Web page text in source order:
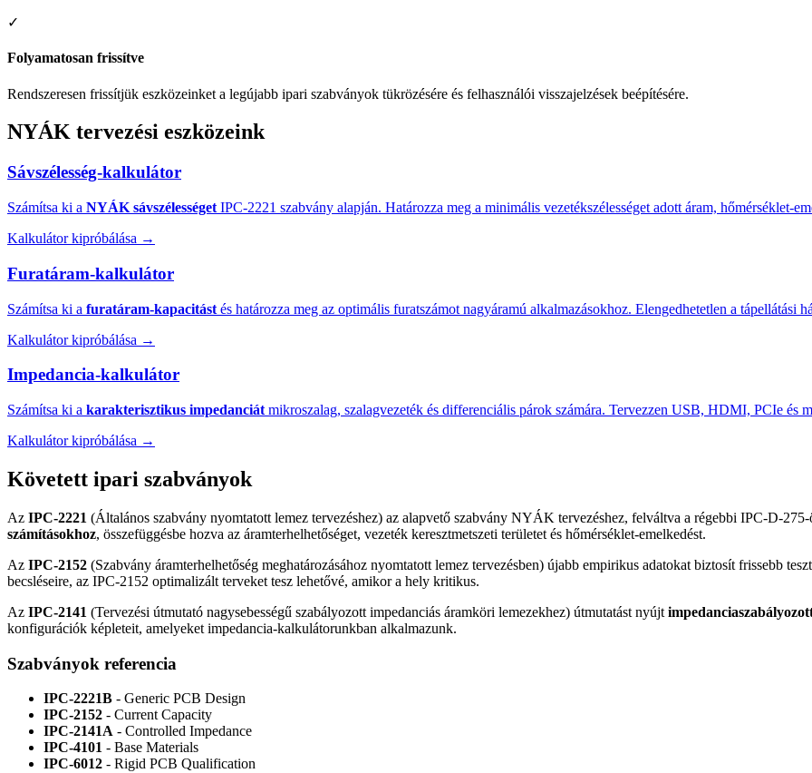
✓
Folyamatosan frissítve
Rendszeresen frissítjük eszközeinket a legújabb ipari szabványok tükrözésére és felhasználói visszajelzések beépítésére.
NYÁK tervezési eszközeink
Sávszélesség-kalkulátor
Számítsa ki a NYÁK sávszélességet IPC-2221 szabvány alapján. Határozza meg a minimális vezetékszélességet adott áram, hőmérséklet-
Kalkulátor kipróbálása →
Furatáram-kalkulátor
Számítsa ki a furatáram-kapacitást és határozza meg az optimális furatszámot nagyáramú alkalmazásokhoz. Elengedhetetlen a tápellátási
Kalkulátor kipróbálása →
Impedancia-kalkulátor
Számítsa ki a karakterisztikus impedanciát mikroszalag, szalagvezeték és differenciális párok számára. Tervezzen USB, HDMI, PCIe és
Kalkulátor kipróbálása →
Követett ipari szabványok
Az IPC-2221 (Általános szabvány nyomtatott lemez tervezéshez) az alapvető szabvány NYÁK tervezéshez, felváltva a régebbi IPC-D-
számításokhoz, összefüggésbe hozva az áramterhelhetőséget, vezeték keresztmetszeti területet és hőmérséklet-emelkedést.
Az IPC-2152 (Szabvány áramterhelhetőség meghatározásához nyomtatott lemez tervezésben) újabb empirikus adatokat biztosít frissebb
becsléseire, az IPC-2152 optimalizált terveket tesz lehetővé, amikor a hely kritikus.
Az IPC-2141 (Tervezési útmutató nagysebességű szabályozott impedanciás áramköri lemezekhez) útmutatást nyújt
konfigurációk képleteit, amelyeket impedancia-kalkulátorunkban alkalmazunk.
Szabványok referencia
IPC-2221B - Generic PCB Design
IPC-2152 - Current Capacity
IPC-2141A - Controlled Impedance
IPC-4101 - Base Materials
IPC-6012 - Rigid PCB Qualification